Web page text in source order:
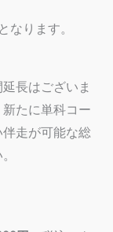
となります。
長はございま
たに単科コー
走が可能な総